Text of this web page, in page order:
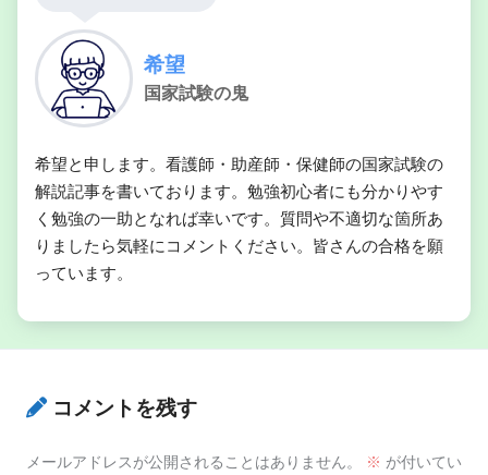
希望
国家試験の鬼
希望と申します。看護師・助産師・保健師の国家試験の
解説記事を書いております。勉強初心者にも分かりやす
く勉強の一助となれば幸いです。質問や不適切な箇所あ
りましたら気軽にコメントください。皆さんの合格を願
っています。
コメントを残す
メールアドレスが公開されることはありません。 ※ が付いてい